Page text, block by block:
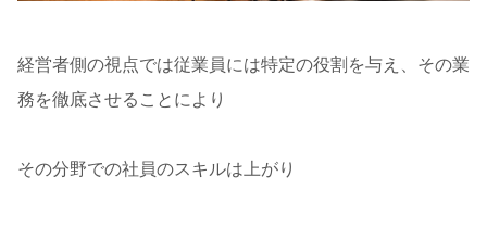
経営者側の視点では従業員には特定の役割を与え、その業
務を徹底させることにより
その分野での社員のスキルは上がり